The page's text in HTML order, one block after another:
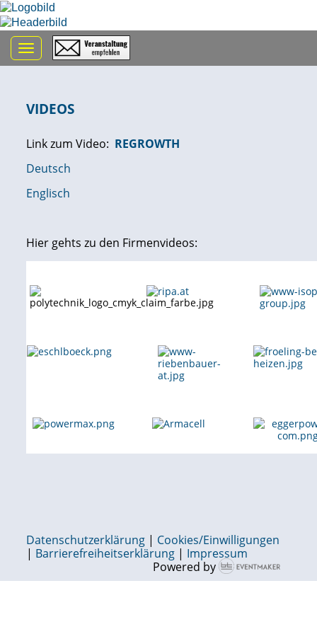
Toggle navigation
VIDEOS
Link zum Video: REGROWTH
Deutsch
Englisch
Hier gehts zu den Firmenvideos:
Datenschutzerklärung | Cookies/Einwilligungen
| Barrierefreiheitserklärung | Impressum
Powered by